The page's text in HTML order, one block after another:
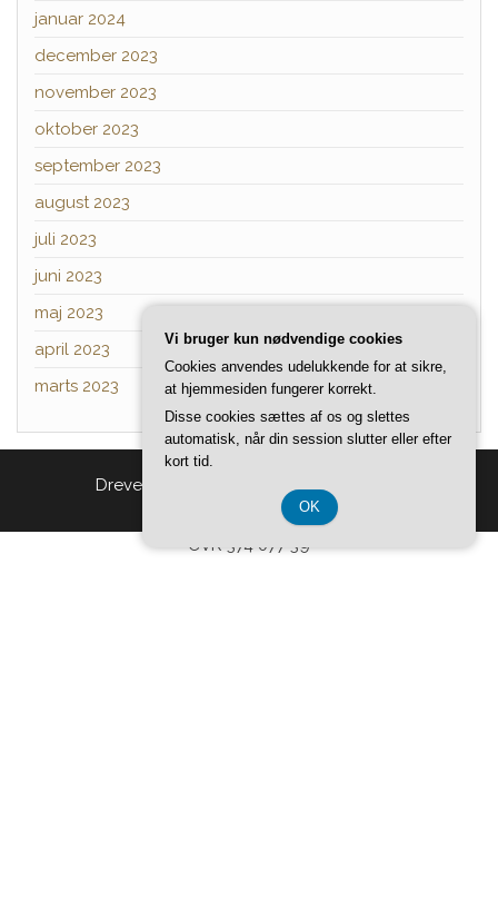
januar 2024
december 2023
november 2023
oktober 2023
september 2023
august 2023
juli 2023
juni 2023
maj 2023
april 2023
marts 2023
Drevet af Tema:Head Blog
CVR 374 077 39
Vi bruger kun nødvendige cookies
Cookies anvendes udelukkende for at sikre,
at hjemmesiden fungerer korrekt.
Disse cookies sættes af os og slettes
automatisk, når din session slutter eller efter
kort tid.
OK